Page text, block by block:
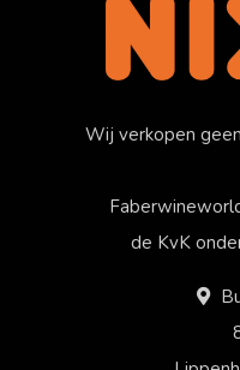
Wij verkopen
de KvK